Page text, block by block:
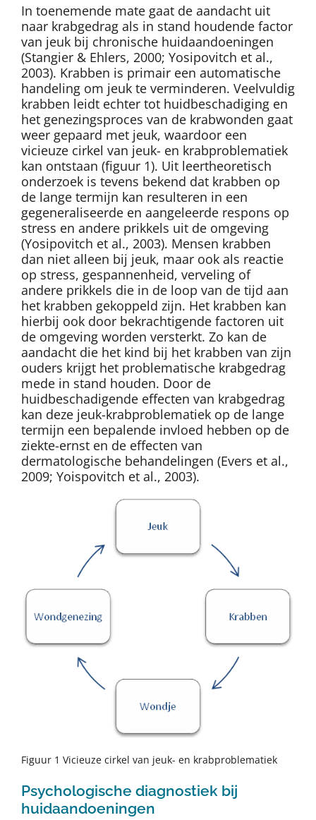
In toenemende mate gaat de aandacht uit
naar krabgedrag als in stand houdende factor
van jeuk bij chronische huidaandoeningen
(Stangier & Ehlers, 2000; Yosipovitch et al.,
2003). Krabben is primair een automatische
handeling om jeuk te verminderen. Veelvuldig
krabben leidt echter tot huidbeschadiging en
het genezingsproces van de krabwonden gaat
weer gepaard met jeuk, waardoor een
vicieuze cirkel van jeuk- en krabproblematiek
kan ontstaan (figuur 1). Uit leertheoretisch
onderzoek is tevens bekend dat krabben op
de lange termijn kan resulteren in een
gegeneraliseerde en aangeleerde respons op
stress en andere prikkels uit de omgeving
(Yosipovitch et al., 2003). Mensen krabben
dan niet alleen bij jeuk, maar ook als reactie
op stress, gespannenheid, verveling of
andere prikkels die in de loop van de tijd aan
het krabben gekoppeld zijn. Het krabben kan
hierbij ook door bekrachtigende factoren uit
de omgeving worden versterkt. Zo kan de
aandacht die het kind bij het krabben van zijn
ouders krijgt het problematische krabgedrag
mede in stand houden. Door de
huidbeschadigende effecten van krabgedrag
kan deze jeuk-krabproblematiek op de lange
termijn een bepalende invloed hebben op de
ziekte-ernst en de effecten van
dermatologische behandelingen (Evers et al.,
2009; Yoispovitch et al., 2003).
Figuur 1 Vicieuze cirkel van jeuk- en krabproblematiek
Psychologische diagnostiek bij
huidaandoeningen